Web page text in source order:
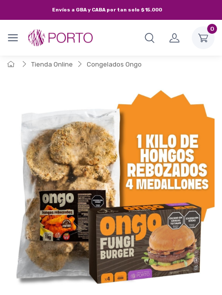
Envíos a GBA y CABA por tan solo $15.000
0
Tienda Online Congelados Ongo